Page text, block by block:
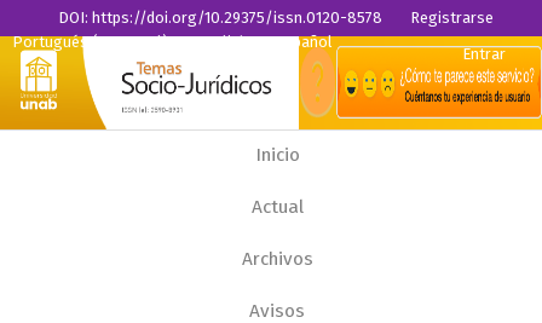
Inicio
Actual
Archivos
Avisos
Portugués (Portugal) English Español
DOI: https://doi.org/10.29375/issn.0120-8578
Registrarse
Entrar